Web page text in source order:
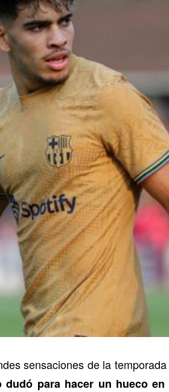
sensaciones de la
dudó para hacer un hueco